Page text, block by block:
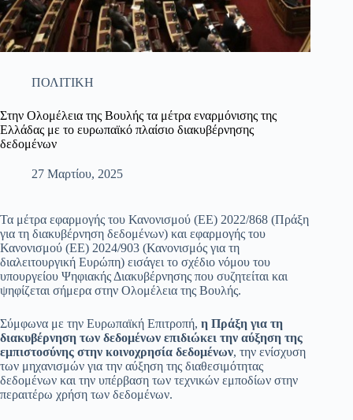
ΠΟΛΙΤΙΚΗ
Στην Ολομέλεια της Βουλής τα μέτρα εναρμόνισης της
Ελλάδας με το ευρωπαϊκό πλαίσιο διακυβέρνησης
δεδομένων
27 Μαρτίου, 2025
Τα μέτρα εφαρμογής του Κανονισμού (ΕΕ) 2022/868 (Πράξη
για τη διακυβέρνηση δεδομένων) και εφαρμογής του
Κανονισμού (ΕΕ) 2024/903 (Κανονισμός για τη
διαλειτουργική Ευρώπη) εισάγει το σχέδιο νόμου του
υπουργείου Ψηφιακής Διακυβέρνησης που συζητείται και
ψηφίζεται σήμερα στην Ολομέλεια της Βουλής.
Σύμφωνα με την Ευρωπαϊκή Επιτροπή, η Πράξη για τη
διακυβέρνηση των δεδομένων επιδιώκει την αύξηση της
εμπιστοσύνης στην κοινοχρησία δεδομένων, την ενίσχυση
των μηχανισμών για την αύξηση της διαθεσιμότητας
δεδομένων και την υπέρβαση των τεχνικών εμποδίων στην
περαιτέρω χρήση των δεδομένων.